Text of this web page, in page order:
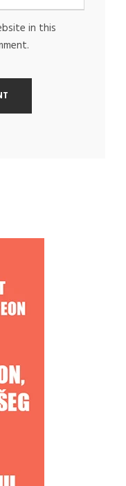
in this